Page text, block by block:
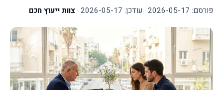
פורסם: 2026-05-17 · עודכן: 2026-05-17
·צוות ייעוץ חכם